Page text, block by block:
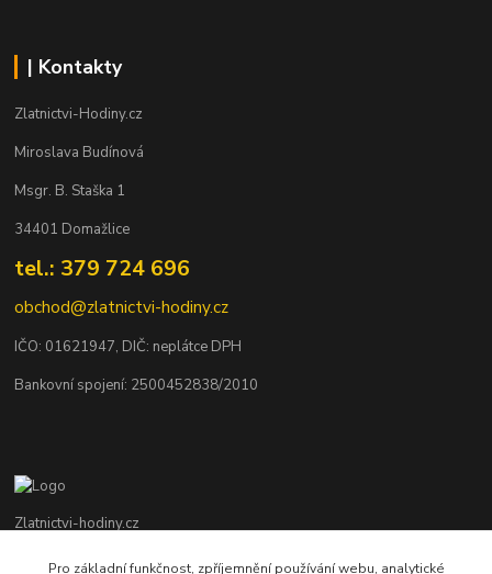
| Kontakty
Zlatnictvi-Hodiny.cz
Miroslava Budínová
Msgr. B. Staška 1
34401 Domažlice
tel.: 379 724 696
obchod@zlatnictvi-hodiny.cz
IČO: 01621947, DIČ: neplátce DPH
Bankovní spojení: 2500452838/2010
Zlatnictvi-hodiny.cz
Pro základní funkčnost, zpříjemnění používání webu, analytické